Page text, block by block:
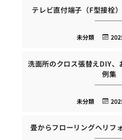
テレビ直付端子（F型接栓
未分類
洗面所のクロス張替えDIY、
例集
未分類
畳からフローリングへリフ